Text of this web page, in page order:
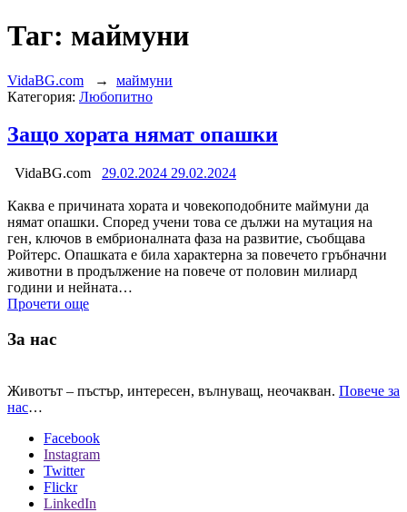
Таг: маймуни
VidaBG.com → маймуни
Категория: Любопитно
Защо хората нямат опашки
VidaBG.com 29.02.2024 29.02.2024
Каква е причината хората и човекоподобните маймуни да
нямат опашки. Според учени това се дължи на мутация на
ген, ключов в ембрионалната фаза на развитие, съобщава
Ройтерс. Опашката е била характерна за повечето гръбначни
животни в продължение на повече от половин милиард
години и нейната…
Прочети още
За нас
Животът – пъстър, интересен, вълнуващ, неочакван. Повече за
нас…
Facebook
Instagram
Twitter
Flickr
LinkedIn